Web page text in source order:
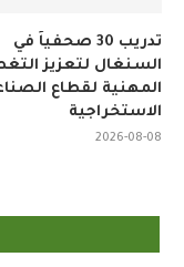
تدريب 30 صحفياً في
السنغال لتعزيز
المهنية لقطاع
الاستخراجية
2026-08-08